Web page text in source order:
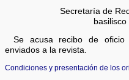
Secretaría de
basilisco
Se acusa recibo de
enviados a la revista.
Condiciones y presentación de los